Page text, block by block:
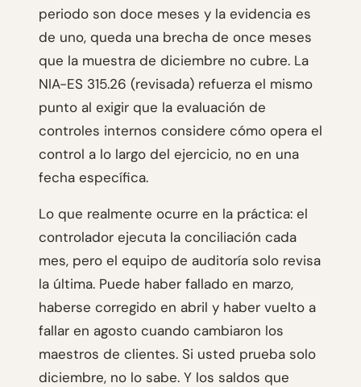
periodo son doce meses y la evidencia es
de uno, queda una brecha de once meses
que la muestra de diciembre no cubre. La
NIA-ES 315.26 (revisada) refuerza el mismo
punto al exigir que la evaluación de
controles internos considere cómo opera el
control a lo largo del ejercicio, no en una
fecha específica.
Lo que realmente ocurre en la práctica: el
controlador ejecuta la conciliación cada
mes, pero el equipo de auditoría solo revisa
la última. Puede haber fallado en marzo,
haberse corregido en abril y haber vuelto a
fallar en agosto cuando cambiaron los
maestros de clientes. Si usted prueba solo
diciembre, no lo sabe. Y los saldos que